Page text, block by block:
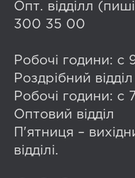
Опт. відділл
300 35 00
Робочі години: с
Роздрібний відділ
Робочі години: с
Оптовий відділ
П'ятниця –
відділі.